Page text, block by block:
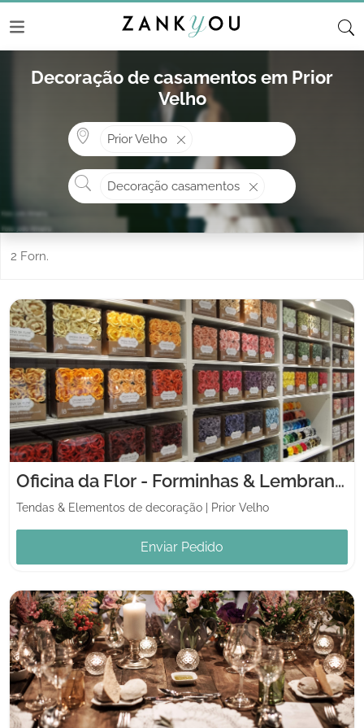
Decoração de casamentos em Prior
Velho
Prior Velho
O que procura?
Decoração casamentos
2 Forn.
Oficina da Flor - Forminhas & Lembranças
Tendas & Elementos de decoração Prior Velho
Enviar Pedido